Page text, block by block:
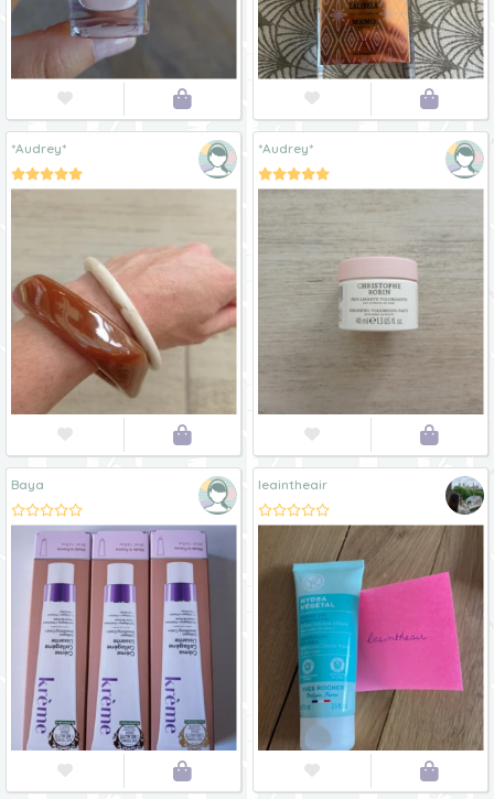
   
*Audrey*
 
*Audrey*
 
Baya
 
leaintheair
 